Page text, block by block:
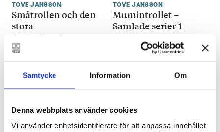
Samtycke Information Om
Denna webbplats använder cookies
Vi använder enhetsidentifierare för att anpassa innehållet
TOVE JANSSON
Småtrollen och den
stora
översvämningen –
jubileumsutgåva
SLUT I LAGER
TOVE JANSSON
Mumintrollet –
Samlade serier 1